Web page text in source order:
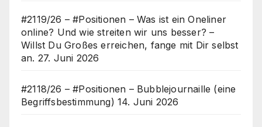
#2119/26 – #Positionen – Was ist ein Oneliner
online? Und wie streiten wir uns besser? –
Willst Du Großes erreichen, fange mit Dir selbst
an. 27. Juni 2026
#2118/26 – #Positionen – Bubblejournaille (eine
Begriffsbestimmung) 14. Juni 2026